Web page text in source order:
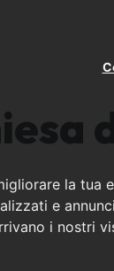
la tua
e
i nostri